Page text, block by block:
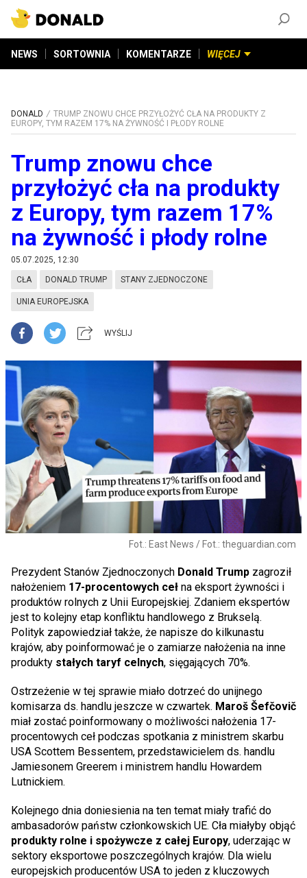
NEWS SORTOWNIA KOMENTARZE WIĘCEJ
DONALD
TRUMP ZNOWU CHCE PRZYŁOŻYĆ CŁA NA PRODUKTY Z
EUROPY, TYM RAZEM 17% NA ŻYWNOŚĆ I PŁODY ROLNE
Trump znowu chce
przyłożyć cła na produkty
z Europy, tym razem 17%
na żywność i płody rolne
05.07.2025, 12:30
CŁA DONALD TRUMP STANY ZJEDNOCZONE
UNIA EUROPEJSKA
WYŚLIJ
Fot.: East News / Fot.: theguardian.com
Prezydent Stanów Zjednoczonych Donald Trump zagroził
nałożeniem 17-procentowych ceł na eksport żywności i
produktów rolnych z Unii Europejskiej. Zdaniem ekspertów
jest to kolejny etap konfliktu handlowego z Brukselą.
Polityk zapowiedział także, że napisze do kilkunastu
krajów, aby poinformować je o zamiarze nałożenia na inne
produkty stałych taryf celnych, sięgających 70%.
Ostrzeżenie w tej sprawie miało dotrzeć do unijnego
komisarza ds. handlu jeszcze w czwartek. Maroš Šefčovič
miał zostać poinformowany o możliwości nałożenia 17-
procentowych ceł podczas spotkania z ministrem skarbu
USA Scottem Bessentem, przedstawicielem ds. handlu
Jamiesonem Greerem i ministrem handlu Howardem
Lutnickiem.
Kolejnego dnia doniesienia na ten temat miały trafić do
ambasadorów państw członkowskich UE. Cła miałyby objąć
produkty rolne i spożywcze z całej Europy, uderzając w
sektory eksportowe poszczególnych krajów. Dla wielu
europejskich producentów USA to jeden z kluczowych